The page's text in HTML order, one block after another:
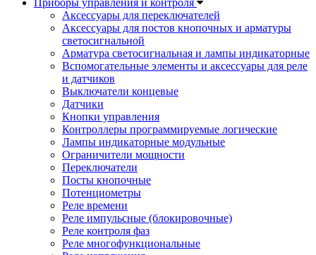
Приборы управления и контроля
Аксессуары для переключателей
Аксессуары для постов кнопочных и арматуры
светосигнальной
Арматура светосигнальная и лампы индикаторные
Вспомогательные элементы и аксессуары для реле
и датчиков
Выключатели концевые
Датчики
Кнопки управления
Контроллеры программируемые логические
Лампы индикаторные модульные
Ограничители мощности
Переключатели
Посты кнопочные
Потенциометры
Реле времени
Реле импульсные (блокировочные)
Реле контроля фаз
Реле многофункциональные